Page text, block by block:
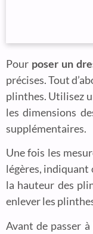
Pour poser un
précises. Tout
plinthes. Utilisez
les dimensions
supplémentaires.
Une fois les
légères, indiquant
la hauteur des
enlever les
Avant de passer